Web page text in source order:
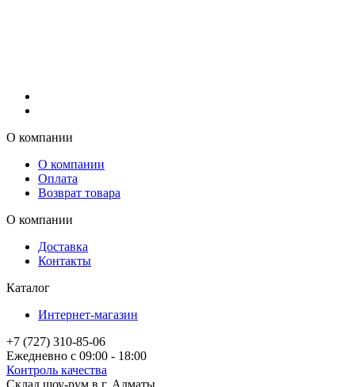
О компании
О компании
Оплата
Возврат товара
О компании
Доставка
Контакты
Каталог
Интернет-магазин
+7 (727) 310-85-06
Ежедневно с 09:00 - 18:00
Контроль качества